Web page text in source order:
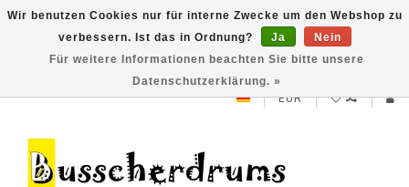
NEW ROLAND V71 series testklaar
EUR
Wir benutzen Cookies nur für interne Zwecke um den Webshop zu
verbessern. Ist das in Ordnung?
Ja
Nein
Für weitere Informationen beachten Sie bitte unsere
Datenschutzerklärung. »